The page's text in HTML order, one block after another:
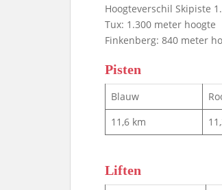
Hoogteverschil Skipiste
Tux: 1.300 meter hoogte
Finkenberg: 840 meter
Pisten
Blauw
11,6 km
Liften